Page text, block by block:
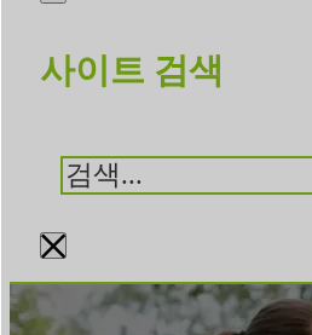
사이트 검색
검
색
×